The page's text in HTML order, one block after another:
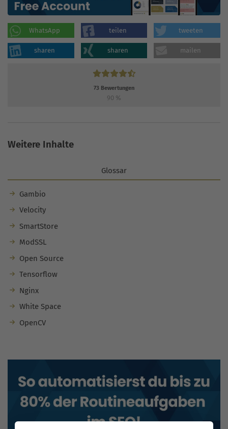
WhatsApp teilen tweeten
sharen sharen mailen
73 Bewertungen
90 %
Weitere Inhalte
Glossar
Gambio
Velocity
SmartStore
ModSSL
Open Source
Tensorflow
Nginx
White Space
OpenCV